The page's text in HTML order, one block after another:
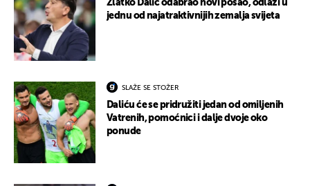
Zlatko Dalić odabrao novi posao, odlazi u
jednu od najatraktivnijih zemalja svijeta
SLAŽE SE STOŽER
Daliću će se pridružiti jedan od omiljenih
Vatrenih, pomoćnici i dalje dvoje oko
ponude